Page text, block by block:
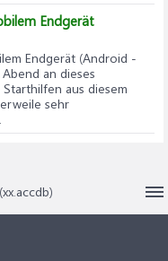
Endgerät
Endgerät (Android -
an dieses
aus diesem
sehr